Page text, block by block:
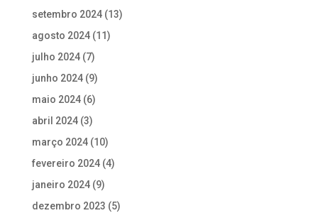
setembro 2024(13)
agosto 2024(11)
julho 2024(7)
junho 2024(9)
maio 2024(6)
abril 2024(3)
março 2024(10)
fevereiro 2024(4)
janeiro 2024(9)
dezembro 2023 (5)